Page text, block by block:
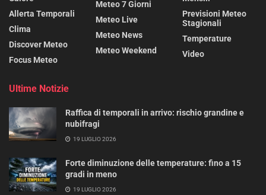
Allerta Temporali
Clima
Discover Meteo
Focus Meteo
Meteo 7 Giorni
Meteo Live
Meteo News
Meteo Weekend
Previsioni Meteo
Stagionali
Temperature
Video
Ultime Notizie
Raffica di temporali in arrivo: rischio grandine e
nubifragi
19 LUGLIO 2026
Forte diminuzione delle temperature: fino a 15
gradi in meno
19 LUGLIO 2026